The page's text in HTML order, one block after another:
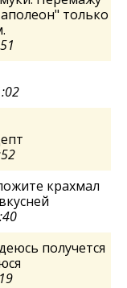
только
крахмал
получется